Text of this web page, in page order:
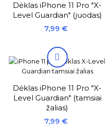
Dėklas iPhone 11 Pro "X-
Level Guardian" (juodas)
Kaina
7,99 €

Dėklas iPhone 11 Pro "X-
Level Guardian" (tamsiai
žalias)
Kaina
7,99 €